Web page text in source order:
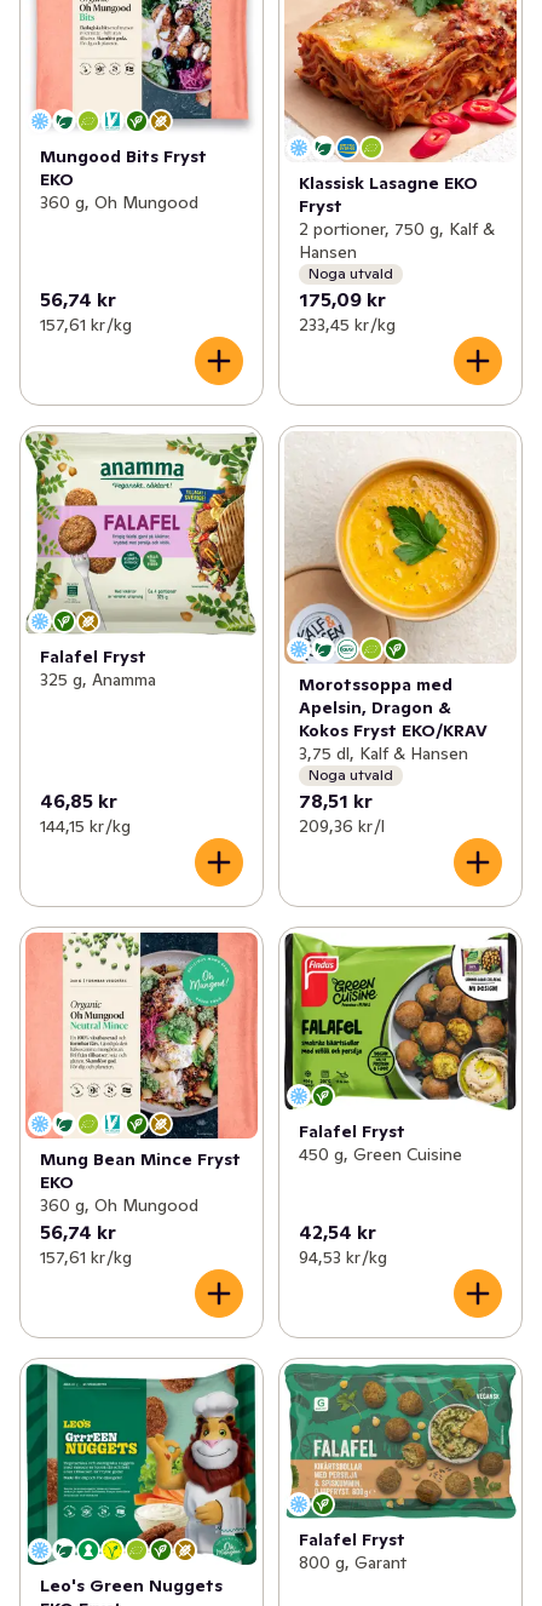
Mungood Bits Fryst
EKO
360 g, Oh Mungood
56,74 kr
157,61 kr /kg
Klassisk Lasagne EKO
Fryst
2 portioner, 750 g, Kalf &
Hansen
Noga utvald
175,09 kr
233,45 kr /kg
Falafel Fryst
325 g, Anamma
46,85 kr
144,15 kr /kg
Morotssoppa med
Apelsin, Dragon &
Kokos Fryst EKO/KRAV
3,75 dl, Kalf & Hansen
Noga utvald
78,51 kr
209,36 kr /l
Mung Bean Mince Fryst
EKO
360 g, Oh Mungood
56,74 kr
157,61 kr /kg
Falafel Fryst
450 g, Green Cuisine
42,54 kr
94,53 kr /kg
Leo's Green Nuggets
Falafel Fryst
800 g, Garant